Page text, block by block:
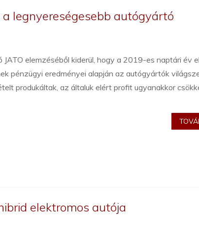
legnyereségesebb autógyártó
JATO elemzéséből kiderül, hogy a 2019-es naptári év
pénzügyi eredményei alapján az autógyártók
produkáltak, az általuk elért profit ugyanakkor
elektromos autója